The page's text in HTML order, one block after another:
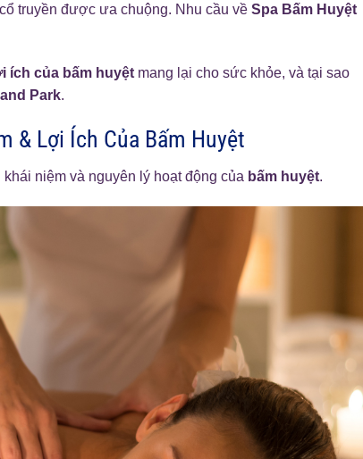
truyền được ưa chuộng. Nhu cầu về Spa Bấm Huyệt
ích của bấm huyệt mang lại cho sức khỏe, và tại sao
Park.
& Lợi Ích Của Bấm Huyệt
niệm và nguyên lý hoạt động của bấm huyệt.